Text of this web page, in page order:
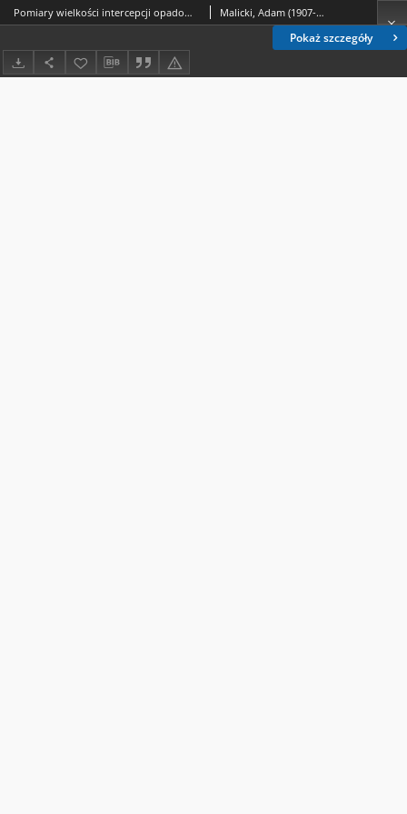
Pokaż szczegóły
Pomiary wielkości intercepcji opadowej w Równi, powiat Ustrzyki Dolne Malicki, Adam (1907-1981).